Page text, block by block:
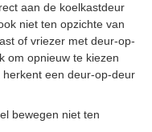
aan de koelkastdeur
niet ten opzichte van
of vriezer met deur-op-
om opnieuw te kiezen
een deur-op-deur
bewegen niet ten